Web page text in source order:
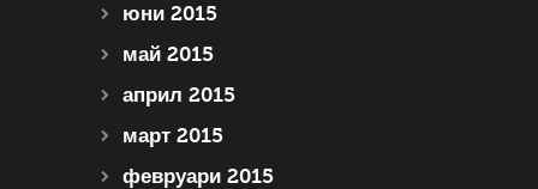
юни 2015
май 2015
април 2015
март 2015
февруари 2015